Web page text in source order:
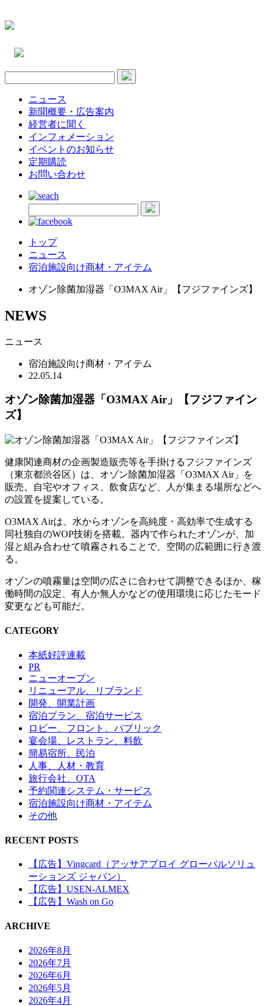
ニュース
新聞概要・広告案内
経営者に聞く
インフォメーション
イベントのお知らせ
定期購読
お問い合わせ
トップ
ニュース
宿泊施設向け商材・アイテム
オゾン除菌加湿器「O3MAX Air」【フジファインズ】
NEWS
ニュース
宿泊施設向け商材・アイテム
22.05.14
オゾン除菌加湿器「O3MAX Air」【フジファイン
ズ】
健康関連商材の企画製造販売等を手掛けるフジファインズ
（東京都渋谷区）は、オゾン除菌加湿器「O3MAX Air」を
販売。自宅やオフィス、飲食店など、人が集まる場所などへ
の設置を提案している。
O3MAX Airは、水からオゾンを高純度・高効率で生成する
同社独自のWOP技術を搭載。器内で作られたオゾンが、加
湿と組み合わせて噴霧されることで、空間の広範囲に行き渡
る。
オゾンの噴霧量は空間の広さに合わせて調整できるほか、稼
働時間の設定、有人か無人かなどの使用環境に応じたモード
変更なども可能だ。
CATEGORY
本紙好評連載
PR
ニューオープン
リニューアル、リブランド
開発、開業計画
宿泊プラン、宿泊サービス
ロビー、フロント、パブリック
宴会場、レストラン、料飲
簡易宿所、民泊
人事、人材・教育
旅行会社、OTA
予約関連システム・サービス
宿泊施設向け商材・アイテム
その他
RECENT POSTS
【広告】Vingcard（アッサアブロイ グローバルソリュ
ーションズ ジャパン）
【広告】USEN-ALMEX
【広告】Wash on Go
ARCHIVE
2026年8月
2026年7月
2026年6月
2026年5月
2026年4月